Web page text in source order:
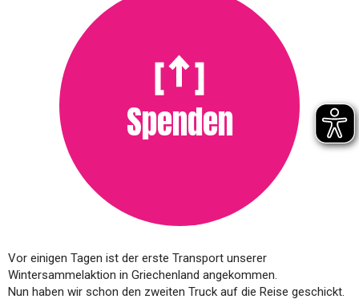
Spenden
Vor einigen Tagen ist der erste Transport unserer
Wintersammelaktion in Griechenland angekommen.
Nun haben wir schon den zweiten Truck auf die Reise geschickt.